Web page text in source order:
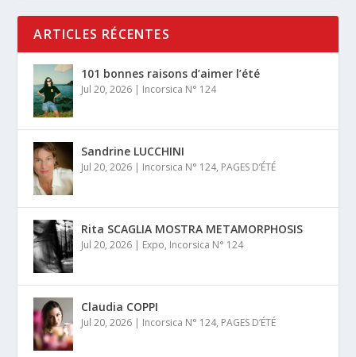
ARTICLES RÉCENTES
101 bonnes raisons d’aimer l’été
Jul 20, 2026 | Incorsica N° 124
Sandrine LUCCHINI
Jul 20, 2026 | Incorsica N° 124, PAGES D’ÉTÉ
Rita SCAGLIA MOSTRA METAMORPHOSIS
Jul 20, 2026 | Expo, Incorsica N° 124
Claudia COPPI
Jul 20, 2026 | Incorsica N° 124, PAGES D’ÉTÉ